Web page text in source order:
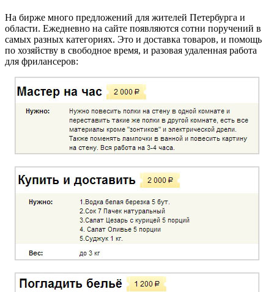
На бирже много предложений для жителей Петербурга и
области. Ежедневно на сайте появляются сотни поручений в
самых разных категориях. Это и доставка товаров, и помощь
по хозяйству в свободное время, и разовая удаленная работа
для фрилансеров: